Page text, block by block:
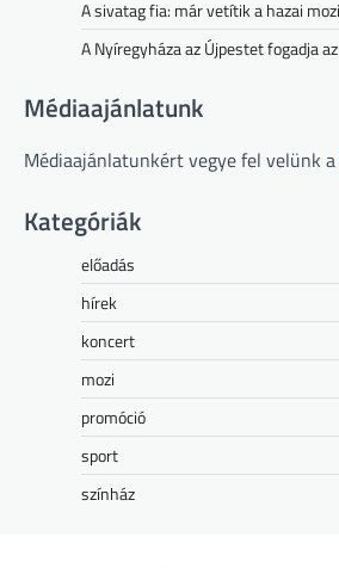
A sivatag fia: már vetítik a hazai
A Nyíregyháza az Újpestet fogadja
Médiaajánlatunk
Médiaajánlatunkért vegye fel velünk a
Kategóriák
előadás
hírek
koncert
mozi
promóció
sport
színház